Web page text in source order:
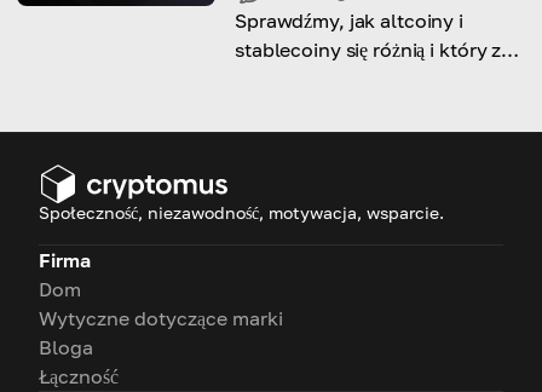
Sprawdźmy, jak altcoiny i
stablecoiny się różnią i który z
kryptowaluty!
Społeczność, niezawodność, motywacja, wsparcie.
Firma
Dom
Wytyczne dotyczące marki
Bloga
Łączność